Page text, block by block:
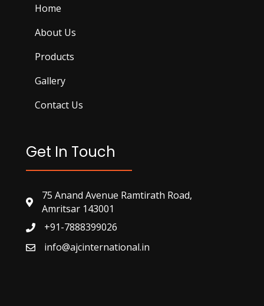
Home
About Us
Products
Gallery
Contact Us
Get In Touch
75 Anand Avenue Ramtirath Road,
Amritsar 143001
+91-7888399026
info@ajcinternational.in